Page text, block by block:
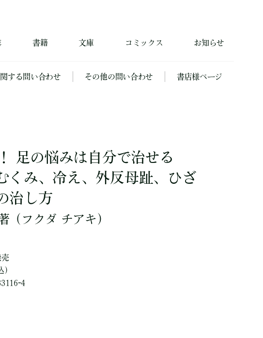
書籍 文庫 コミックス お知らせ
する問い合わせ その他の問い合わせ 書店様ページ
足の悩みは自分で治せる
くみ、冷え、外反母趾、ひざ
治し方
（フクダ チアキ）
4